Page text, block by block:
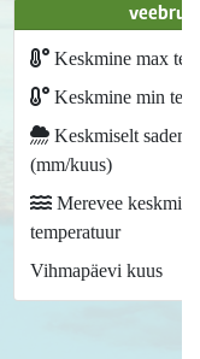
Keskmine max
Keskmine min
Keskmiselt
(mm/kuus)
Merevee keskmine
temperatuur
Vihmapäevi kuus